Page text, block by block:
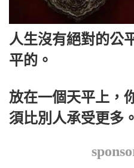
人生沒有絕對的公
平的。
放在一個天平上，
須比別人承受更多。